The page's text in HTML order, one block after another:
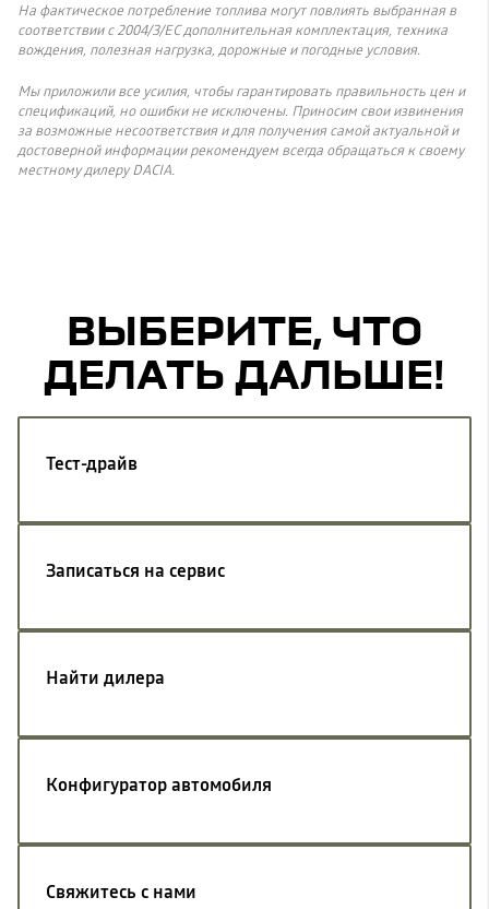
На фактическое потребление топлива могут повлиять выбранная в
соответствии с 2004/3/ЕС дополнительная комплектация, техника
вождения, полезная нагрузка, дорожные и погодные условия.
Мы приложили все усилия, чтобы гарантировать правильность цен и
спецификаций, но ошибки не исключены. Приносим свои извинения
за возможные несоответствия и для получения самой актуальной и
достоверной информации рекомендуем всегда обращаться к своему
местному дилеру DACIA.
ВЫБЕРИТЕ, ЧТО
ДЕЛАТЬ ДАЛЬШЕ!
Тест-драйв
Записаться на сервис
Найти дилера
Конфигуратор автомобиля
Свяжитесь с нами